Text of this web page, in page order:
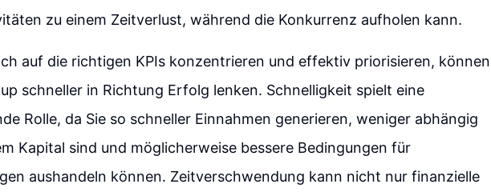
zu einem Zeitverlust, während die Konkurrenz aufholen kann.
auf die richtigen KPIs konzentrieren und effektiv priorisieren, können
schneller in Richtung Erfolg lenken. Schnelligkeit spielt eine
Rolle, da Sie so schneller Einnahmen generieren, weniger abhängig
Kapital sind und möglicherweise bessere Bedingungen für
aushandeln können. Zeitverschwendung kann nicht nur finanzielle